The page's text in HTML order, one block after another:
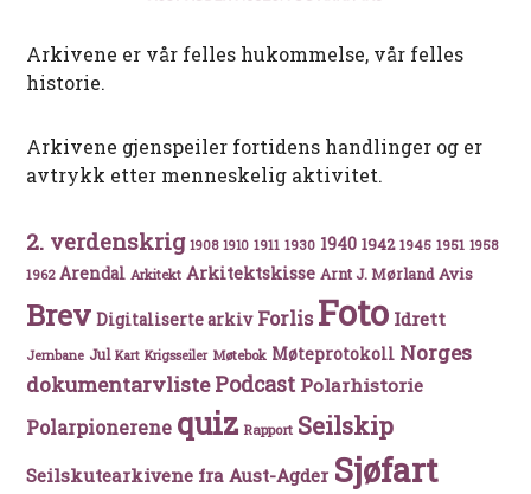
Arkivene er vår felles hukommelse, vår felles
historie.
Arkivene gjenspeiler fortidens handlinger og er
avtrykk etter menneskelig aktivitet.
2. verdenskrig 1908 1910 1911 1930 1940 1942 1945 1951 1958
1962 Arendal Arkitekt Arkitektskisse Arnt J. Mørland Avis
Brev Digitaliserte arkiv Forlis Foto Idrett
Jernbane Jul Kart Krigsseiler Møtebok Møteprotokoll Norges
dokumentarvlistePodcast Polarhistorie
Polarpionerene quiz Rapport Seilskip
Seilskutearkivene fra Aust-Agder Sjøfart